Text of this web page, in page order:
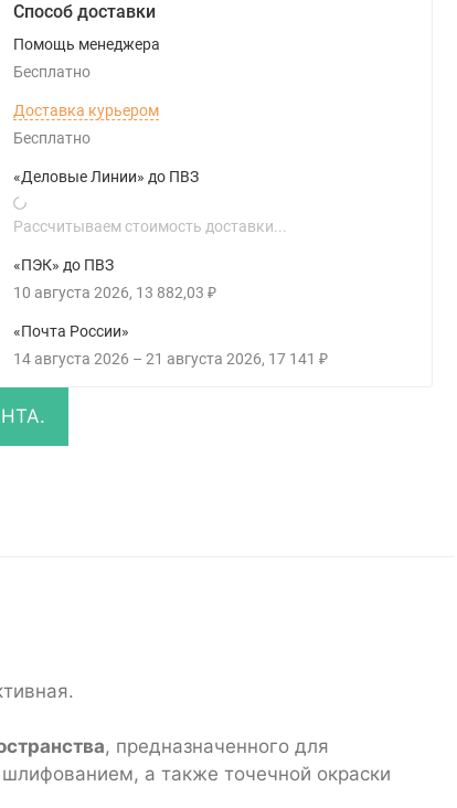
Способ доставки
Помощь менеджера
Бесплатно
Доставка курьером
Бесплатно
«Деловые Линии» до ПВЗ
Рассчитываем стоимость доставки...
«ПЭК» до ПВЗ
10 августа 2026 13 882,03₽
«Почта России»
14 августа 2026 – 21 августа 2026 17 141₽
, предназначенного для
а также точечной окраски